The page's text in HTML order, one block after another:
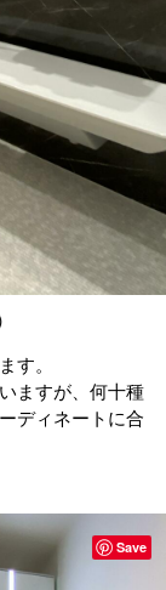
す。
ますが、何十種
ディネートに合
Save